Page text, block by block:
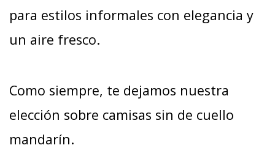
para estilos informales con elegancia y
un aire fresco.
Como siempre, te dejamos nuestra
elección sobre camisas sin de cuello
mandarín.